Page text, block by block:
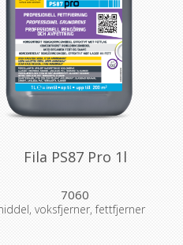
Fila PS87 Pro 1l
7060
voksfjerner, fettfjerner